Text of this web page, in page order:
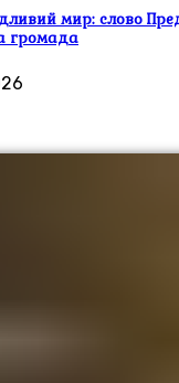
мир: слово
громада